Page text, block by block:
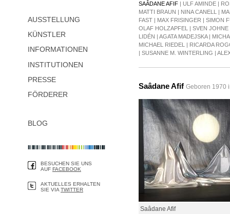
AUSSTELLUNG
KÜNSTLER
INFORMATIONEN
INSTITUTIONEN
PRESSE
FÖRDERER
BLOG
BESUCHEN SIE UNS
AUF FACEBOOK
AKTUELLES ERHALTEN
SIE VIA TWITTER
SAÂDANE AFIF | ULF AMINDE |
MATTI BRAUN | NINA CANELL |
FAST | MAX FRISINGER | SIMON
OLAF HOLZAPFEL
| SVEN JOHNE
LIDÉN | AGATA MADEJSKA|
MICHAEL RIEDEL
| RICARDA
| SUSANNE M. WINTERLING |
Saâdane Afif Geboren 1970
Saâdane Afif